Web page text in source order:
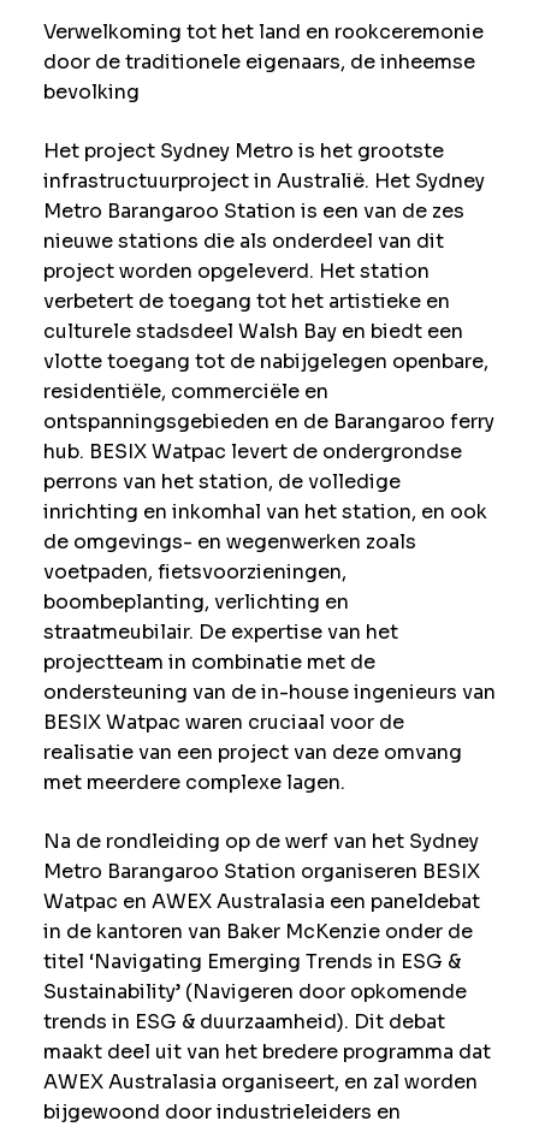
Verwelkoming tot het land en rookceremonie
door de traditionele eigenaars, de inheemse
bevolking
Het project Sydney Metro is het grootste
infrastructuurproject in Australië. Het Sydney
Metro Barangaroo Station is een van de zes
nieuwe stations die als onderdeel van dit
project worden opgeleverd. Het station
verbetert de toegang tot het artistieke en
culturele stadsdeel Walsh Bay en biedt een
vlotte toegang tot de nabijgelegen openbare,
residentiële, commerciële en
ontspanningsgebieden en de Barangaroo ferry
hub. BESIX Watpac levert de ondergrondse
perrons van het station, de volledige
inrichting en inkomhal van het station, en ook
de omgevings- en wegenwerken zoals
voetpaden, fietsvoorzieningen,
boombeplanting, verlichting en
straatmeubilair. De expertise van het
projectteam in combinatie met de
ondersteuning van de in-house ingenieurs van
BESIX Watpac waren cruciaal voor de
realisatie van een project van deze omvang
met meerdere complexe lagen.
Na de rondleiding op de werf van het Sydney
Metro Barangaroo Station organiseren BESIX
Watpac en AWEX Australasia een paneldebat
in de kantoren van Baker McKenzie onder de
titel ‘Navigating Emerging Trends in ESG &
Sustainability’ (Navigeren door opkomende
trends in ESG & duurzaamheid). Dit debat
maakt deel uit van het bredere programma dat
AWEX Australasia organiseert, en zal worden
bijgewoond door industrieleiders en